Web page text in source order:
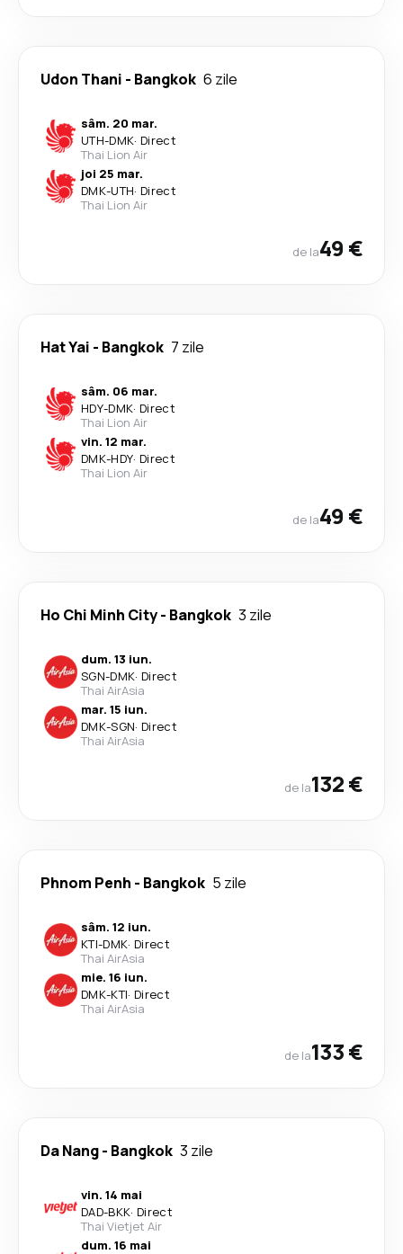
Udon Thani - Bangkok 6 zile
sâm. 20 mar.
UTH-DMK· Direct
Thai Lion Air
joi 25 mar.
DMK-UTH· Direct
Thai Lion Air
de la49 €
Hat Yai - Bangkok 7 zile
sâm. 06 mar.
HDY-DMK· Direct
Thai Lion Air
vin. 12 mar.
DMK-HDY· Direct
Thai Lion Air
de la49 €
Ho Chi Minh City- Bangkok 3 zile
dum. 13 iun.
SGN-DMK· Direct
Thai AirAsia
mar. 15 iun.
DMK-SGN· Direct
Thai AirAsia
de la132 €
Phnom Penh - Bangkok 5 zile
sâm. 12 iun.
KTI-DMK· Direct
Thai AirAsia
mie. 16 iun.
DMK-KTI· Direct
Thai AirAsia
de la133 €
Da Nang- Bangkok 3 zile
vin. 14 mai
DAD-BKK· Direct
Thai Vietjet Air
dum. 16 mai